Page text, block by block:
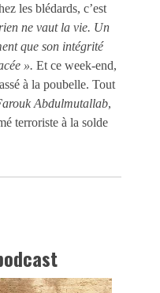
les blédards, c’est
ne vaut la vie. Un
que son intégrité
». Et ce week-end,
à la poubelle. Tout
Abdulmutallab,
terroriste à la solde